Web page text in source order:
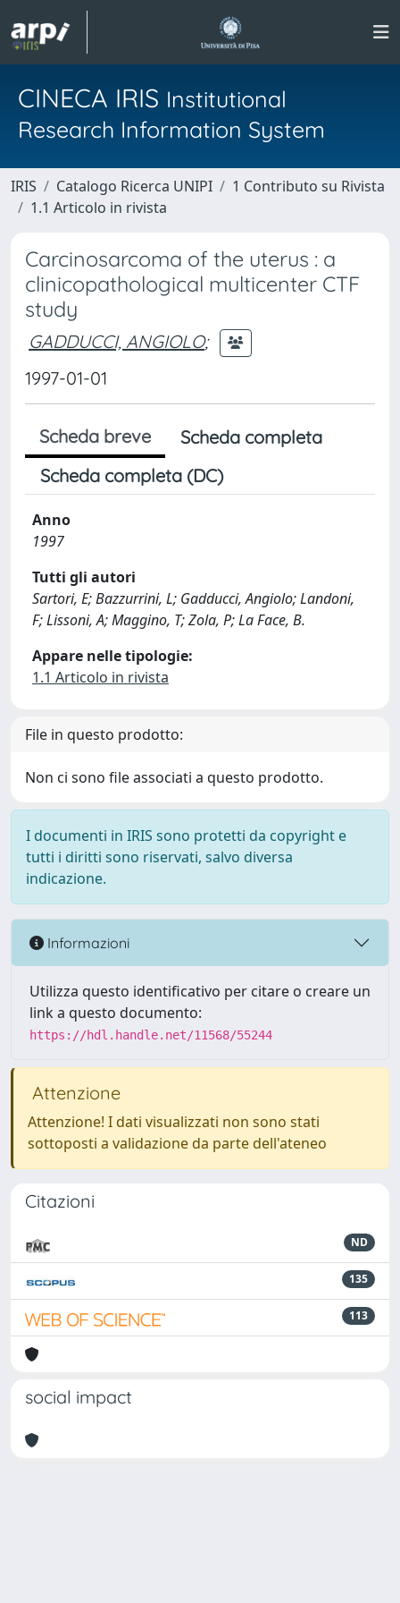
CINECA IRIS Institutional
Research Information System
IRIS Catalogo Ricerca UNIPI
1 Contributo su Rivista
1.1 Articolo in rivista
Carcinosarcoma of the uterus : a
clinicopathological multicenter CTF
study
GADDUCCI, ANGIOLO;
1997-01-01
Scheda breve
Scheda completa
Scheda completa (DC)
Anno
1997
Tutti gli autori
Sartori, E; Bazzurrini, L; Gadducci, Angiolo; Landoni,
F; Lissoni, A; Maggino, T; Zola, P; La Face, B.
Appare nelle tipologie:
1.1 Articolo in rivista
File in questo prodotto:
Non ci sono file associati a questo prodotto.
I documenti in IRIS sono protetti da copyright e
tutti i diritti sono riservati, salvo diversa
indicazione.
Informazioni
Utilizza questo identificativo per citare o creare un
link a questo documento:
https://hdl.handle.net/11568/55244
Attenzione
Attenzione! I dati visualizzati non sono stati
sottoposti a validazione da parte dell'ateneo
Citazioni
ND
135
113
social impact